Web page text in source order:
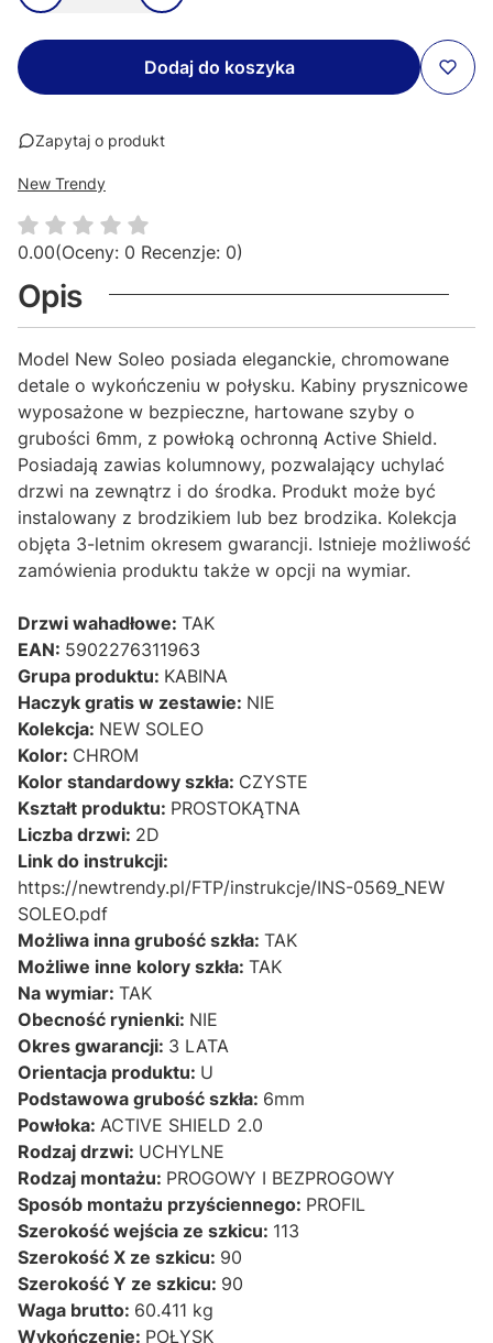
Dodaj do koszyka
Zapytaj o produkt
New Trendy
0.00(Oceny: 0 Recenzje: 0)
Opis
Model New Soleo posiada eleganckie, chromowane
detale o wykończeniu w połysku. Kabiny prysznicowe
wyposażone w bezpieczne, hartowane szyby o
grubości 6mm, z powłoką ochronną Active Shield.
Posiadają zawias kolumnowy, pozwalający uchylać
drzwi na zewnątrz i do środka. Produkt może być
instalowany z brodzikiem lub bez brodzika. Kolekcja
objęta 3-letnim okresem gwarancji. Istnieje możliwość
zamówienia produktu także w opcji na wymiar.
Drzwi wahadłowe: TAK
EAN: 5902276311963
Grupa produktu: KABINA
Haczyk gratis w zestawie: NIE
Kolekcja: NEW SOLEO
Kolor: CHROM
Kolor standardowy szkła: CZYSTE
Kształt produktu: PROSTOKĄTNA
Liczba drzwi: 2D
Link do instrukcji:
https://newtrendy.pl/FTP/instrukcje/INS-0569_NEW
SOLEO.pdf
Możliwa inna grubość szkła: TAK
Możliwe inne kolory szkła: TAK
Na wymiar: TAK
Obecność rynienki: NIE
Okres gwarancji: 3 LATA
Orientacja produktu: U
Podstawowa grubość szkła: 6mm
Powłoka: ACTIVE SHIELD 2.0
Rodzaj drzwi: UCHYLNE
Rodzaj montażu: PROGOWY I BEZPROGOWY
Sposób montażu przyściennego: PROFIL
Szerokość wejścia ze szkicu: 113
Szerokość X ze szkicu: 90
Szerokość Y ze szkicu: 90
Waga brutto: 60.411 kg
Wykończenie: POŁYSK